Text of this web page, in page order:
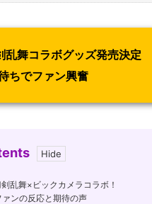
乱舞コラボグッズ発売決定
ちでファン興奮
剣乱舞×ビックカメラコラボ！
ァンの反応と期待の声